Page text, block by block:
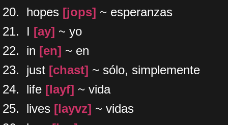
20. hopes [jops] ~ esperanzas
21. I [ay] ~ yo
22. in [en] ~ en
23. just [chast] ~ sólo, simplemente
24. life [layf] ~ vida
25. lives [layvz] ~ vidas